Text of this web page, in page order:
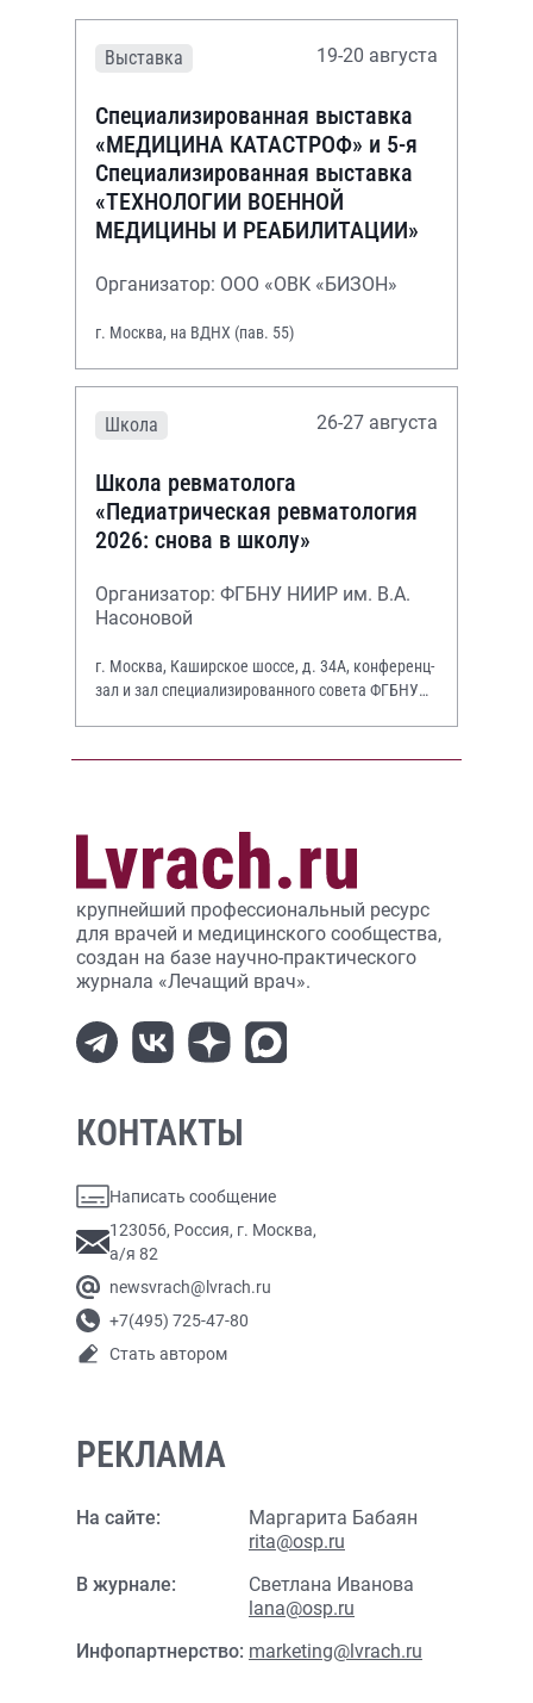
Выставка 19-20 августа
Специализированная выставка
«МЕДИЦИНА КАТАСТРОФ» и 5-я
Специализированная выставка
«ТЕХНОЛОГИИ ВОЕННОЙ
МЕДИЦИНЫ И РЕАБИЛИТАЦИИ»
Организатор: ООО «ОВК «БИЗОН»
г. Москва, на ВДНХ (пав. 55)
Школа 26-27 августа
Школа ревматолога
«Педиатрическая ревматология
2026: снова в школу»
Организатор: ФГБНУ НИИР им. В.А.
Насоновой
г. Москва, Каширское шоссе, д. 34А, конференц-
зал и зал специализированного совета ФГБНУ
крупнейший профессиональный ресурс
для врачей и медицинского сообщества,
создан на базе научно-практического
журнала «Лечащий врач».
КОНТАКТЫ
Написать сообщение
123056, Россия, г. Москва,
а/я 82
newsvrach@lvrach.ru
+7(495) 725-47-80
Стать автором
РЕКЛАМА
На сайте:
Маргарита Бабаян
rita@osp.ru
В журнале:
Светлана Иванова
lana@osp.ru
Инфопартнерство: marketing@lvrach.ru